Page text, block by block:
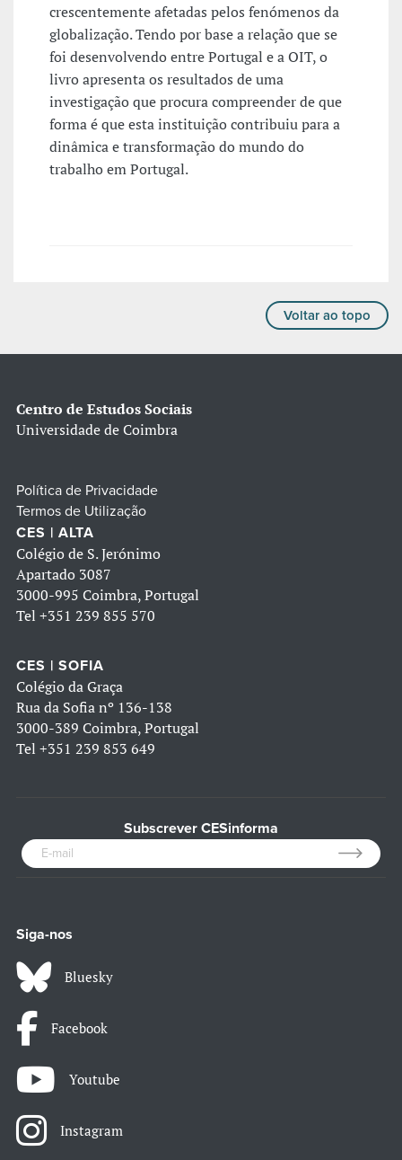
crescentemente afetadas pelos fenómenos da
globalização. Tendo por base a relação que se
foi desenvolvendo entre Portugal e a OIT, o
livro apresenta os resultados de uma
investigação que procura compreender de que
forma é que esta instituição contribuiu para a
dinâmica e transformação do mundo do
trabalho em Portugal.
Voltar ao topo
Centro de Estudos Sociais
Universidade de Coimbra
Política de Privacidade
Termos de Utilização
CES | ALTA
Colégio de S. Jerónimo
Apartado 3087
3000-995 Coimbra, Portugal
Tel +351 239 855 570
CES | SOFIA
Colégio da Graça
Rua da Sofia nº 136-138
3000-389 Coimbra, Portugal
Tel +351 239 853 649
Subscrever CESinforma
Siga-nos
Bluesky
Facebook
Youtube
Instagram